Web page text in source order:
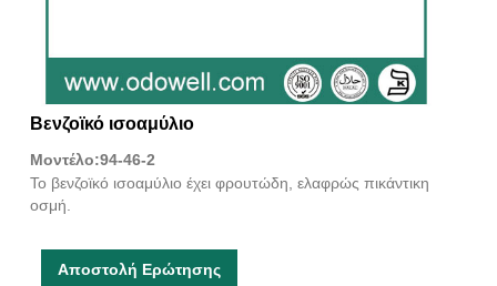
Βενζοϊκό ισοαμύλιο
Μοντέλο:94-46-2
Το βενζοϊκό ισοαμύλιο έχει φρουτώδη, ελαφρώς πικάντικη
οσμή.
Αποστολή Ερώτησης